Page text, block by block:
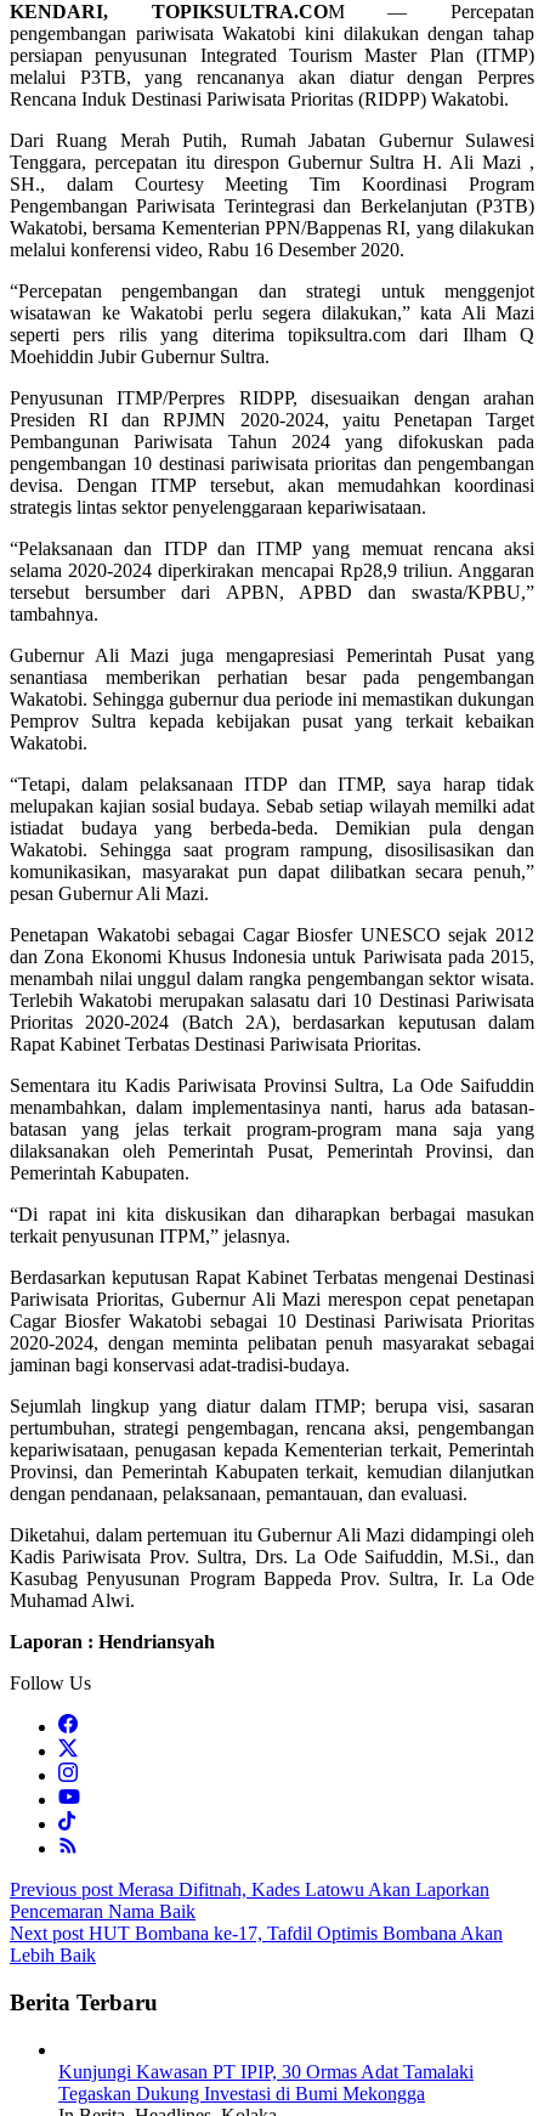
KENDARI, TOPIKSULTRA.COM — Percepatan
pengembangan pariwisata Wakatobi kini dilakukan dengan tahap
persiapan penyusunan Integrated Tourism Master Plan (ITMP)
melalui P3TB, yang rencananya akan diatur dengan Perpres
Rencana Induk Destinasi Pariwisata Prioritas (RIDPP) Wakatobi.
Dari Ruang Merah Putih, Rumah Jabatan Gubernur Sulawesi
Tenggara, percepatan itu direspon Gubernur Sultra H. Ali Mazi ,
SH., dalam Courtesy Meeting Tim Koordinasi Program
Pengembangan Pariwisata Terintegrasi dan Berkelanjutan (P3TB)
Wakatobi, bersama Kementerian PPN/Bappenas RI, yang dilakukan
melalui konferensi video, Rabu 16 Desember 2020.
“Percepatan pengembangan dan strategi untuk menggenjot
wisatawan ke Wakatobi perlu segera dilakukan,” kata Ali Mazi
seperti pers rilis yang diterima topiksultra.com dari Ilham Q
Moehiddin Jubir Gubernur Sultra.
Penyusunan ITMP/Perpres RIDPP, disesuaikan dengan arahan
Presiden RI dan RPJMN 2020-2024, yaitu Penetapan Target
Pembangunan Pariwisata Tahun 2024 yang difokuskan pada
pengembangan 10 destinasi pariwisata prioritas dan pengembangan
devisa. Dengan ITMP tersebut, akan memudahkan koordinasi
strategis lintas sektor penyelenggaraan kepariwisataan.
“Pelaksanaan dan ITDP dan ITMP yang memuat rencana aksi
selama 2020-2024 diperkirakan mencapai Rp28,9 triliun. Anggaran
tersebut bersumber dari APBN, APBD dan swasta/KPBU,”
tambahnya.
Gubernur Ali Mazi juga mengapresiasi Pemerintah Pusat yang
senantiasa memberikan perhatian besar pada pengembangan
Wakatobi. Sehingga gubernur dua periode ini memastikan dukungan
Pemprov Sultra kepada kebijakan pusat yang terkait kebaikan
Wakatobi.
“Tetapi, dalam pelaksanaan ITDP dan ITMP, saya harap tidak
melupakan kajian sosial budaya. Sebab setiap wilayah memilki adat
istiadat budaya yang berbeda-beda. Demikian pula dengan
Wakatobi. Sehingga saat program rampung, disosilisasikan dan
komunikasikan, masyarakat pun dapat dilibatkan secara penuh,”
pesan Gubernur Ali Mazi.
Penetapan Wakatobi sebagai Cagar Biosfer UNESCO sejak 2012
dan Zona Ekonomi Khusus Indonesia untuk Pariwisata pada 2015,
menambah nilai unggul dalam rangka pengembangan sektor wisata.
Terlebih Wakatobi merupakan salasatu dari 10 Destinasi Pariwisata
Prioritas 2020-2024 (Batch 2A), berdasarkan keputusan dalam
Rapat Kabinet Terbatas Destinasi Pariwisata Prioritas.
Sementara itu Kadis Pariwisata Provinsi Sultra, La Ode Saifuddin
menambahkan, dalam implementasinya nanti, harus ada batasan-
batasan yang jelas terkait program-program mana saja yang
dilaksanakan oleh Pemerintah Pusat, Pemerintah Provinsi, dan
Pemerintah Kabupaten.
“Di rapat ini kita diskusikan dan diharapkan berbagai masukan
terkait penyusunan ITPM,” jelasnya.
Berdasarkan keputusan Rapat Kabinet Terbatas mengenai Destinasi
Pariwisata Prioritas, Gubernur Ali Mazi merespon cepat penetapan
Cagar Biosfer Wakatobi sebagai 10 Destinasi Pariwisata Prioritas
2020-2024, dengan meminta pelibatan penuh masyarakat sebagai
jaminan bagi konservasi adat-tradisi-budaya.
Sejumlah lingkup yang diatur dalam ITMP; berupa visi, sasaran
pertumbuhan, strategi pengembagan, rencana aksi, pengembangan
kepariwisataan, penugasan kepada Kementerian terkait, Pemerintah
Provinsi, dan Pemerintah Kabupaten terkait, kemudian dilanjutkan
dengan pendanaan, pelaksanaan, pemantauan, dan evaluasi.
Diketahui, dalam pertemuan itu Gubernur Ali Mazi didampingi oleh
Kadis Pariwisata Prov. Sultra, Drs. La Ode Saifuddin, M.Si., dan
Kasubag Penyusunan Program Bappeda Prov. Sultra, Ir. La Ode
Muhamad Alwi.
Laporan : Hendriansyah
Follow Us
Post
navigation
Previous post Merasa Difitnah, Kades Latowu Akan Laporkan
Pencemaran Nama Baik
Next post HUT Bombana ke-17, Tafdil Optimis Bombana Akan
Lebih Baik
Berita Terbaru
Kunjungi Kawasan PT IPIP, 30 Ormas Adat Tamalaki
Tegaskan Dukung Investasi di Bumi Mekongga